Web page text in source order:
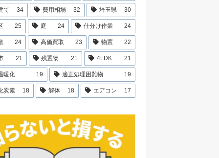
て 34 費用相場 32 埼玉県 30
25 庭 24 仕分け作業 24
24 高価買取 23 物置 22
21 残置物 21 4LDK 21
暖化 19 適正処理困難物 19
炭素 18 解体 18 エアコン 17